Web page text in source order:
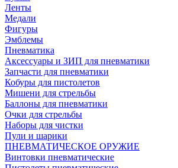
Ленты
Медали
Фигуры
Эмблемы
Пневматика
Аксессуары и ЗИП для пневматики
Запчасти для пневматики
Кобуры для пистолетов
Мишени для стрельбы
Баллоны для пневматики
Очки для стрельбы
Наборы для чистки
Пули и шарики
ПНЕВМАТИЧЕСКОЕ ОРУЖИЕ
Винтовки пневматические